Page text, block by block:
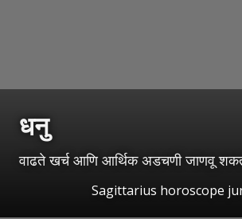
धनु
वाढते खर्च आणि आर्थिक अडचणी जाणवू
Sagittarius horoscope